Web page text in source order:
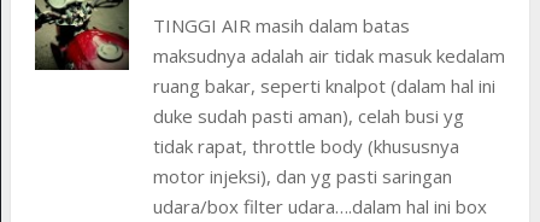
TINGGI AIR masih dalam batas
maksudnya adalah air tidak masuk kedalam
ruang bakar, seperti knalpot (dalam hal ini
duke sudah pasti aman), celah busi yg
tidak rapat, throttle body (khususnya
motor injeksi), dan yg pasti saringan
udara/box filter udara….dalam hal ini box